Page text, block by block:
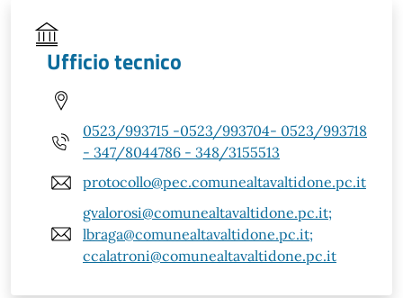
Ufficio tecnico
0523/993715 -0523/993704- 0523/993718
- 347/8044786 - 348/3155513
protocollo@pec.comunealtavaltidone.pc.it
gvalorosi@comunealtavaltidone.pc.it;
lbraga@comunealtavaltidone.pc.it;
ccalatroni@comunealtavaltidone.pc.it